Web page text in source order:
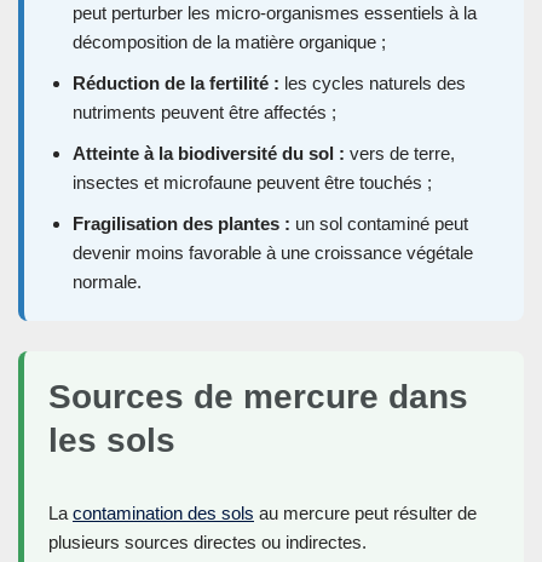
peut perturber les micro-organismes essentiels à la
décomposition de la matière organique ;
Réduction de la fertilité : les cycles naturels des
nutriments peuvent être affectés ;
Atteinte à la biodiversité du sol : vers de terre,
insectes et microfaune peuvent être touchés ;
Fragilisation des plantes : un sol contaminé peut
devenir moins favorable à une croissance végétale
normale.
Sources de mercure dans
les sols
La contamination des sols au mercure peut résulter de
plusieurs sources directes ou indirectes.